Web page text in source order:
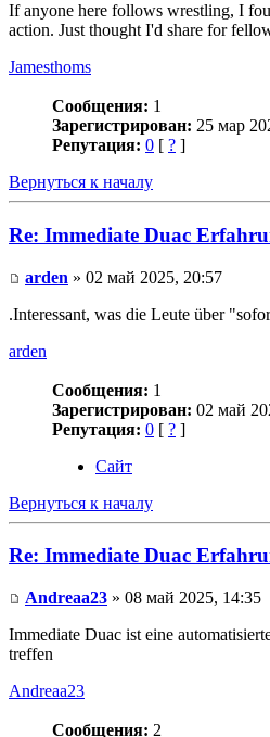
If anyone here follows wrestling, I
action. Just thought I'd share for
Jamesthoms
Сообщения: 1
Зарегистрирован: 25 мар
Репутация: 0 [ ? ]
Вернуться к началу
Re: Immediate Duac
arden » 02 май 2025, 20:57
.Interessant, was die Leute über
arden
Сообщения: 1
Зарегистрирован: 02 май
Репутация: 0 [ ? ]
Сайт
Вернуться к началу
Re: Immediate Duac
Andreaa23 » 08 май 2025, 14:35
Immediate Duac ist eine
treffen
Andreaa23
Сообщения: 2